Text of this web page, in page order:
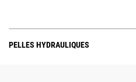
PELLES HYDRAULIQUES